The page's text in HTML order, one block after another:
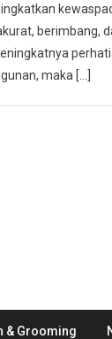
berimbang,
maka […]
& Grooming